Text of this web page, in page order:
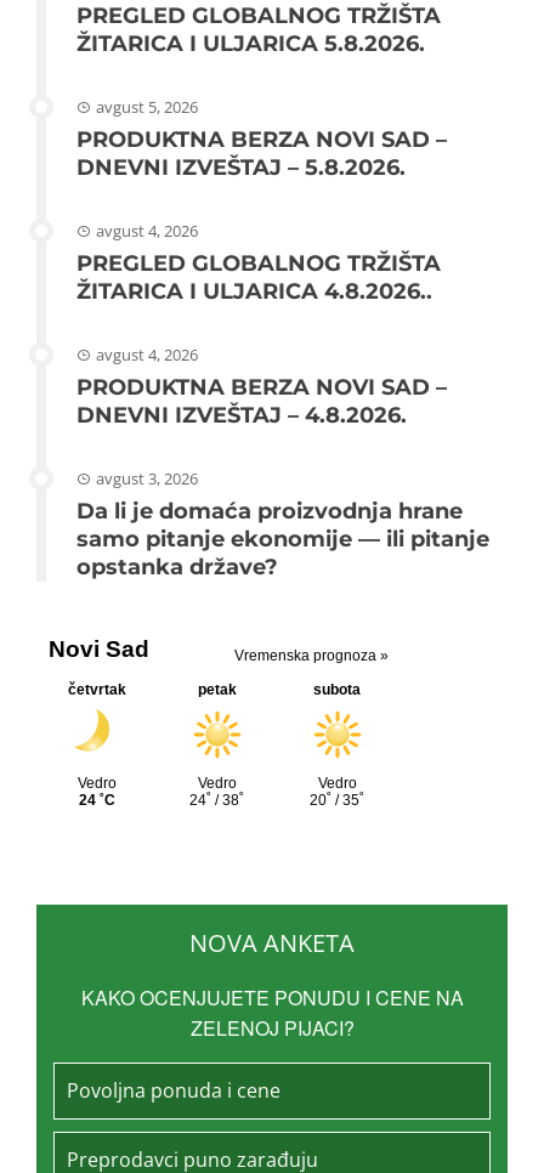
PREGLED GLOBALNOG TRŽIŠTA
ŽITARICA I ULJARICA 5.8.2026.
avgust 5, 2026
PRODUKTNA BERZA NOVI SAD –
DNEVNI IZVEŠTAJ – 5.8.2026.
avgust 4, 2026
PREGLED GLOBALNOG TRŽIŠTA
ŽITARICA I ULJARICA 4.8.2026..
avgust 4, 2026
PRODUKTNA BERZA NOVI SAD –
DNEVNI IZVEŠTAJ – 4.8.2026.
avgust 3, 2026
Da li je domaća proizvodnja hrane
samo pitanje ekonomije — ili pitanje
opstanka države?
NOVA ANKETA
KAKO OCENJUJETE PONUDU I CENE NA
ZELENOJ PIJACI?
Povoljna ponuda i cene
Preprodavci puno zarađuju